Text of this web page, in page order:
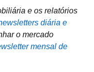
e os relatórios
diária e
o mercado
mensal de